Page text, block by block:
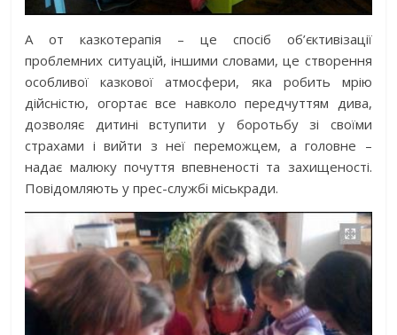
А от казкотерапія – це спосіб об’єктивізації
проблемних ситуацій, іншими словами, це створення
особливої казкової атмосфери, яка робить мрію
дійсністю, огортає все навколо передчуттям дива,
дозволяє дитині вступити у боротьбу зі своїми
страхами і вийти з неї переможцем, а головне –
надає малюку почуття впевненості та захищеності.
Повідомляють у прес-службі міськради.